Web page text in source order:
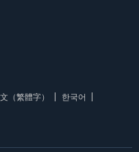
（繁體字）
한국어